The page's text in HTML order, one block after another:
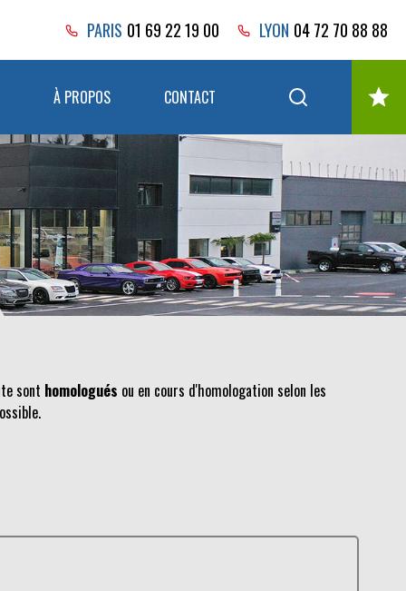
PARIS 01 69 22 19 00 LYON 04 72 70 88 88
À PROPOS CONTACT
sont homologués ou en cours d'homologation selon les